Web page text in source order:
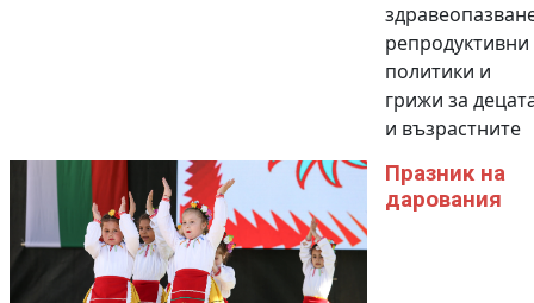
репродуктивни
политики и
грижи за
и възрастните
Празник на
дарования